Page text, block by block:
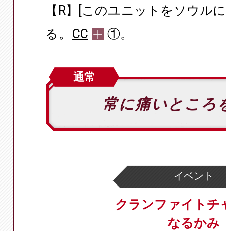
【R】[このユニットをソウル
る。
CC ①。
通常
常に痛いところ
イベント
クランファイトチ
なるかみ